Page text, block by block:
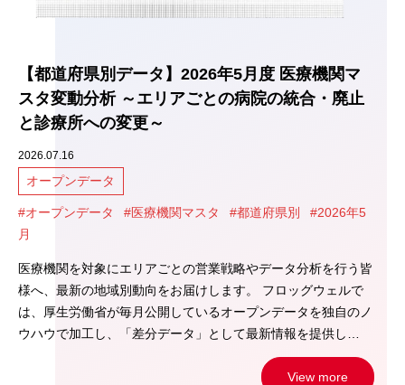
【都道府県別データ】2026年5月度 医療機関マ
スタ変動分析 ～エリアごとの病院の統合・廃止
と診療所への変更～
2026.07.16
オープンデータ
#オープンデータ #医療機関マスタ #都道府県別
#2026年5
月
医療機関を対象にエリアごとの営業戦略やデータ分析を行う皆
様へ、最新の地域別動向をお届けします。 フロッグウェルで
は、厚生労働省が毎月公開しているオープンデータを独自のノ
ウハウで加工し、「差分データ」として最新情報を提供し…
View more